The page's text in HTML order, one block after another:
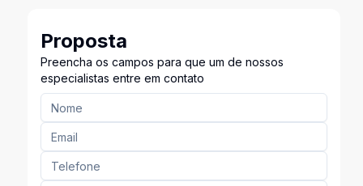
Proposta
Preencha os campos para que um de nossos
especialistas entre em contato